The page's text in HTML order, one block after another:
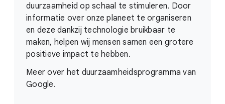
duurzaamheid op schaal te stimuleren. Door
informatie over onze planeet te organiseren
en deze dankzij technologie bruikbaar te
maken, helpen wij mensen samen een grotere
positieve impact te hebben.
Meer over het duurzaamheidsprogramma van
Google.